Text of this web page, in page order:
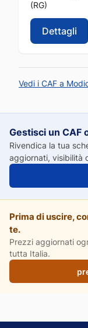
(RG)
Dettagli
Vedi i CAF a
Gestisci un CAF
Rivendica la tua
aggiornati, visibilità
Prima di uscire,
te.
Prezzi aggiornati
tutta Italia.